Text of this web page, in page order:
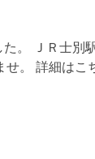
。 ＪＲ士別
せ。 詳細はこ